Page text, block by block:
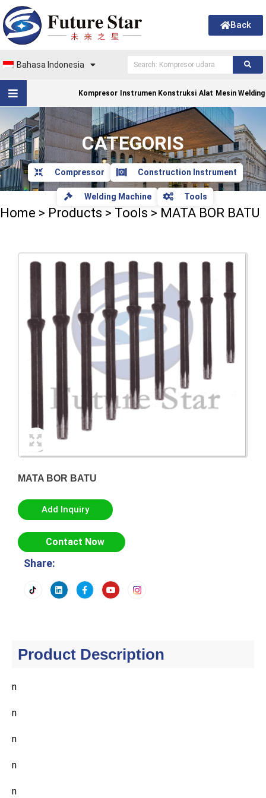
Back
Bahasa Indonesia
Kompresor Instrumen Konstruksi Alat Mesin Welding
CATEGORIS
Compressor Construction Instrument
Welding Machine Tools
Home > Products > Tools > MATA BOR BATU
MATA BOR BATU
Add Inquiry
Contact Now
Share:
Product Description
n
n
n
n
n